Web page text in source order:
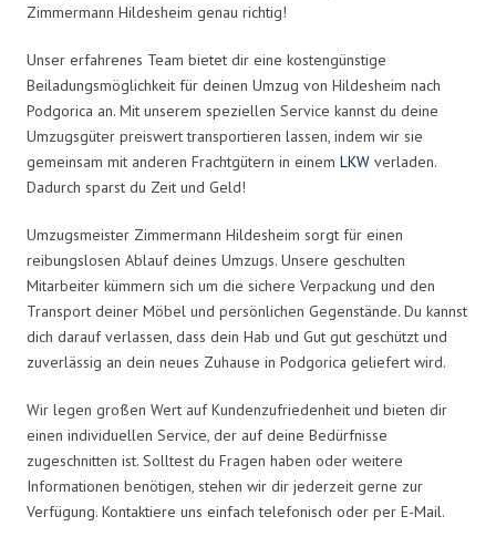
Zimmermann Hildesheim genau richtig!
Unser erfahrenes Team bietet dir eine kostengünstige
Beiladungsmöglichkeit für deinen Umzug von Hildesheim nach
Podgorica an. Mit unserem speziellen Service kannst du deine
Umzugsgüter preiswert transportieren lassen, indem wir sie
gemeinsam mit anderen Frachtgütern in einem LKW verladen.
Dadurch sparst du Zeit und Geld!
Umzugsmeister Zimmermann Hildesheim sorgt für einen
reibungslosen Ablauf deines Umzugs. Unsere geschulten
Mitarbeiter kümmern sich um die sichere Verpackung und den
Transport deiner Möbel und persönlichen Gegenstände. Du kannst
dich darauf verlassen, dass dein Hab und Gut gut geschützt und
zuverlässig an dein neues Zuhause in Podgorica geliefert wird.
Wir legen großen Wert auf Kundenzufriedenheit und bieten dir
einen individuellen Service, der auf deine Bedürfnisse
zugeschnitten ist. Solltest du Fragen haben oder weitere
Informationen benötigen, stehen wir dir jederzeit gerne zur
Verfügung. Kontaktiere uns einfach telefonisch oder per E-Mail.